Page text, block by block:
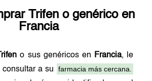
Trifen o genérico en
Francia
Trifen o sus genéricos en Francia, le
consultar a su
farmacia más cercana.